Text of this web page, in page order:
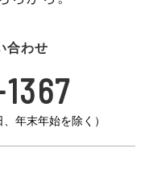
合わせ
年末年始を除く）